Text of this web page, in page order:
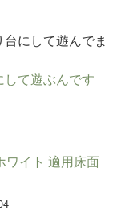
にして遊んでま
て遊ぶんです
ワイト 適用床面